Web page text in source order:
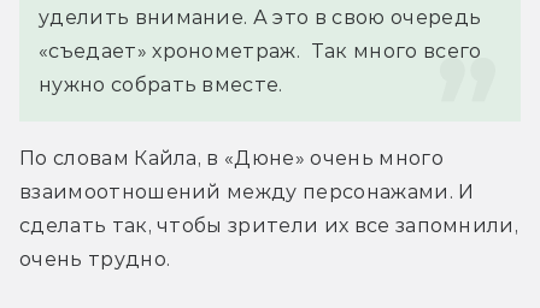
уделить внимание. А это в свою очередь
«съедает» хронометраж.  Так много всего
нужно собрать вместе.
По словам Кайла, в «Дюне» очень много
взаимоотношений между персонажами. И
сделать так, чтобы зрители их все запомнили,
очень трудно.